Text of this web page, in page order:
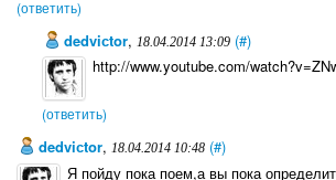
(ответить)
dedviсtor, 18.04.2014 13:09 (#)
http://www.youtube.com/
(ответить)
dedviсtor, 18.04.2014 10:48 (#)
Я пойду пока поем,а вы пока